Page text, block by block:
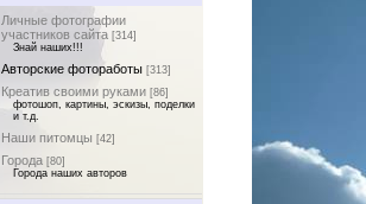
Личные фотографии
участников сайта [314]
Знай наших!!!
Авторские фотоработы [313]
Креатив своими руками [86]
фотошоп, картины, эскизы, поделки
и т.д.
Наши питомцы [42]
Города [80]
Города наших авторов